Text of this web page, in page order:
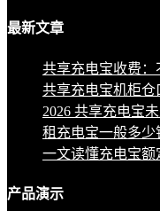
最新文章
共享充电宝收费
共享充电宝机柜
2026 共享充电宝
租充电宝一般多
一文读懂充电宝
产品演示